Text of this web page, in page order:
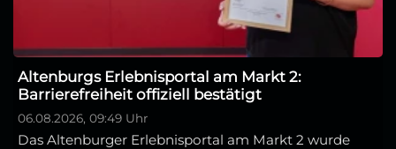
Altenburgs Erlebnisportal am Markt 2:
Barrierefreiheit offiziell bestätigt
06.08.2026, 09:49 Uhr
Das Altenburger Erlebnisportal am Markt 2 wurde